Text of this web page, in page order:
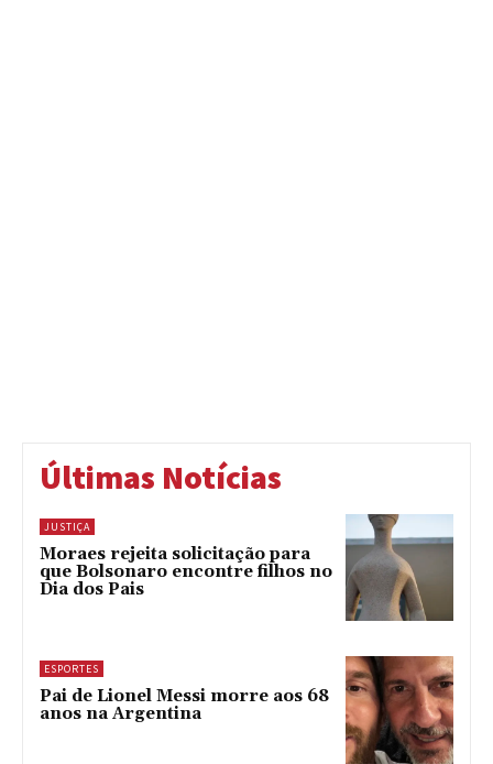
Últimas Notícias
JUSTIÇA
Moraes rejeita solicitação para
que Bolsonaro encontre filhos no
Dia dos Pais
ESPORTES
Pai de Lionel Messi morre aos 68
anos na Argentina